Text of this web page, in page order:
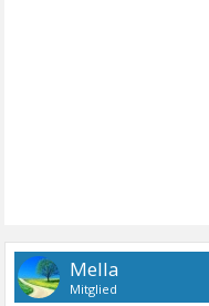
Mella
Mitglied